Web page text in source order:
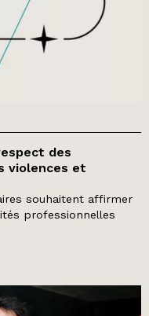
des
violences et
souhaitent affirmer
professionnelles